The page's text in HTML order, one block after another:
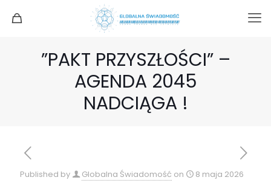
”PAKT PRZYSZŁOŚCI” –
AGENDA 2045
NADCIĄGA !
Published by Globalna Świadomość on 8 maja 2026